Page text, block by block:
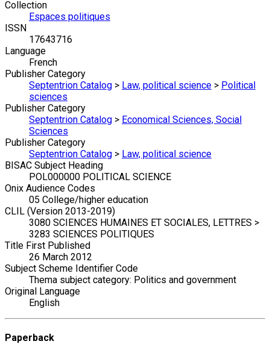
Collection
Espaces politiques
ISSN
17643716
Language
French
Publisher Category
Septentrion Catalog > Law, political science > Political
sciences
Publisher Category
Septentrion Catalog > Economical Sciences, Social
Sciences
Publisher Category
Septentrion Catalog > Law, political science
BISAC Subject Heading
POL000000 POLITICAL SCIENCE
Onix Audience Codes
05 College/higher education
CLIL (Version 2013-2019)
3080 SCIENCES HUMAINES ET SOCIALES, LETTRES >
3283 SCIENCES POLITIQUES
Title First Published
26 March 2012
Subject Scheme Identifier Code
Thema subject category: Politics and government
Original Language
English
Paperback